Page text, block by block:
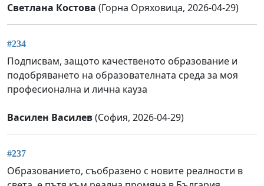
Светлана Костова (Горна Оряховица, 2026-04-29)
#234
Подписвам, защото качественото образование и
подобряването на образователната среда за моя
професионална и лична кауза
Василен Василев(София, 2026-04-29)
#237
Образованието, съобразено с новите реалности в